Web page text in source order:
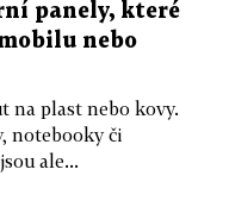
panely, které
nebo
na plast nebo kovy.
notebooky či
ale...